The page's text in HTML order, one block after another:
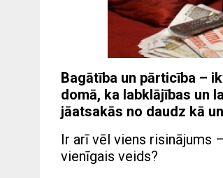
Bagātība un pārticība –
domā, ka labklājības un
jāatsakās no daudz kā
Ir arī vēl viens risinājums
vienīgais veids?